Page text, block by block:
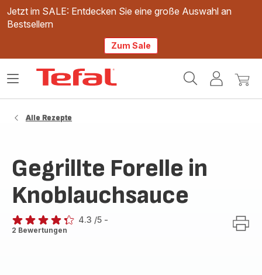
Jetzt im SALE: Entdecken Sie eine große Auswahl an
Bestsellern
Zum Sale
Mein
Mein
Das
Alle Rezepte
Gegrillte Forelle in
Knoblauchsauce
ratings.4.3
4.3 /5 -
2 Bewertungen